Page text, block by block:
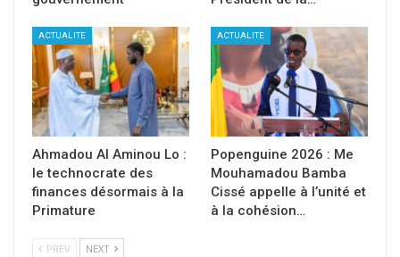
ACTUALITE
Ahmadou Al Aminou Lo :
le technocrate des
finances désormais à la
Primature
ACTUALITE
Popenguine 2026 : Me
Mouhamadou Bamba
Cissé appelle à l’unité et
à la cohésion…
PREV NEXT